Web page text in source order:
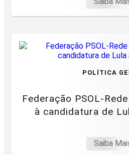
POLÍTICA
Federação PSOL-
à candidatura de
Saiba